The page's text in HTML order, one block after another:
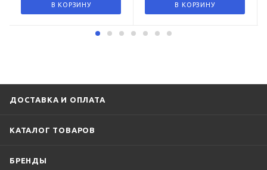
В КОРЗИНУ В КОРЗИНУ
ДОСТАВКА И ОПЛАТА
КАТАЛОГ ТОВАРОВ
БРЕНДЫ